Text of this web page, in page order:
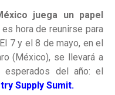
juega un papel
hora de reunirse para
7 y el 8 de mayo, en el
(México), se llevará a
del año: el
Supply Sumit.